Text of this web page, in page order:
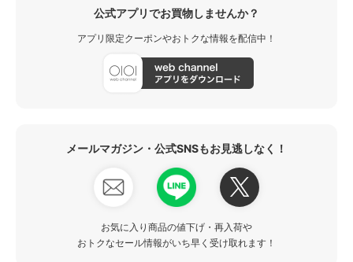
公式アプリでお買物しませんか？
アプリ限定クーポンやおトクな情報を配信中！
メールマガジン・公式SNSもお見逃しなく！
お気に入り商品の値下げ・再入荷や
おトクなセール情報がいち早く受け取れます！